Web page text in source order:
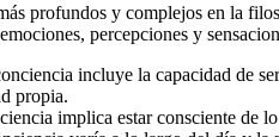
profundos y complejos en la
percepciones y
incluye la capacidad de
propia.
implica estar consciente de